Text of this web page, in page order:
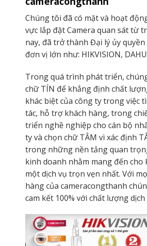
Chúng tôi đã có mặt và hoạt
vực lắp đặt Camera quan sát từ
nay, đã trở thành Đại lý ủy quyền
đơn vị lớn như: HIKVISION,
Trong quá trình phát triển,
chữ TÍN để khẳng định chất
khác biệt của công ty trong việc
tác, hỗ trợ khách hàng, trong
triển nghề nghiệp cho cán bộ
ty và chọn chữ TÂM vì xác định
trong những nền tảng quan
kinh doanh nhằm mang đến cho
một dịch vụ trọn vẹn nhất. Với
hàng của cameracongthanh
cam kết 100% với chất lượng dịch